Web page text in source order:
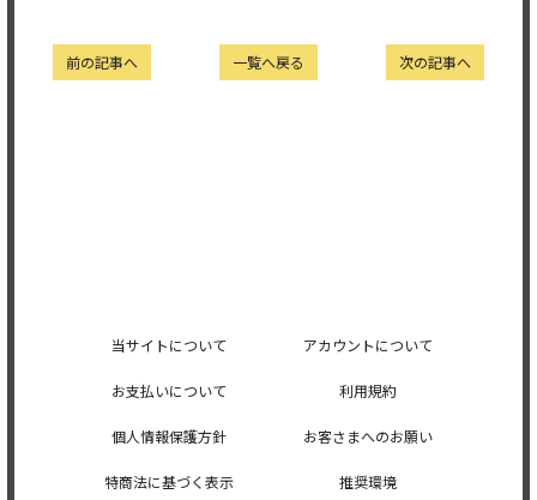
次の記事へ
一覧へ戻る
前の記事へ
当サイトについて アカウントについて
お支払いについて 利用規約
個人情報保護方針 お客さまへのお願い
特商法に基づく表示 推奨環境